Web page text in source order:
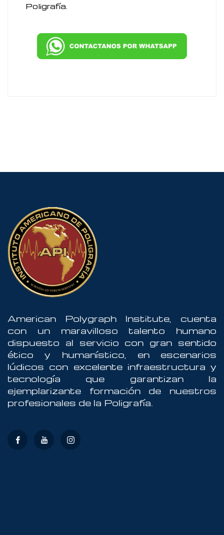
Poligrafía.
American Polygraph Institute, cuenta
con un maravilloso talento humano
dispuesto al servicio con gran sentido
ético y humanístico, en escenarios
lúdicos con excelente infraestructura y
tecnología que garantizan la
ejemplarizante formación de nuestros
profesionales de la Poligrafía.